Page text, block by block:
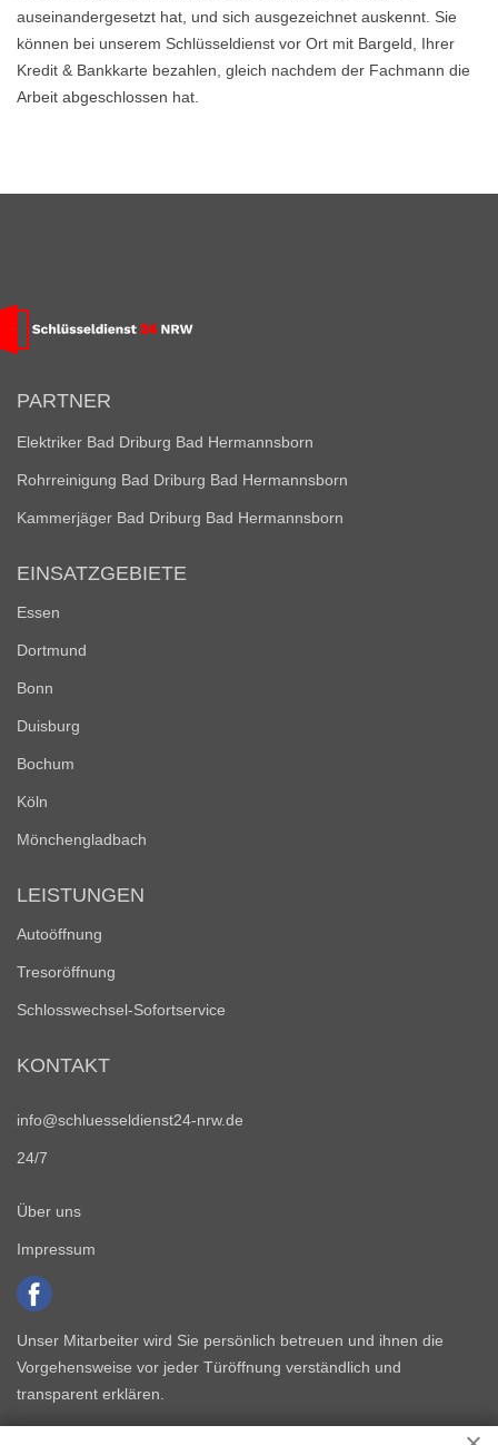
auseinandergesetzt hat, und sich ausgezeichnet auskennt. Sie
können bei unserem Schlüsseldienst vor Ort mit Bargeld, Ihrer
Kredit & Bankkarte bezahlen, gleich nachdem der Fachmann die
Arbeit abgeschlossen hat.
PARTNER
Elektriker Bad Driburg Bad Hermannsborn
Rohrreinigung Bad Driburg Bad Hermannsborn
Kammerjäger Bad Driburg Bad Hermannsborn
EINSATZGEBIETE
Essen
Dortmund
Bonn
Duisburg
Bochum
Köln
Mönchengladbach
LEISTUNGEN
Autoöffnung
Tresoröffnung
Schlosswechsel-Sofortservice
KONTAKT
info@schluesseldienst24-nrw.de
24/7
Über uns
Impressum
Unser Mitarbeiter wird Sie persönlich betreuen und ihnen die
Vorgehensweise vor jeder Türöffnung verständlich und
transparent erklären.